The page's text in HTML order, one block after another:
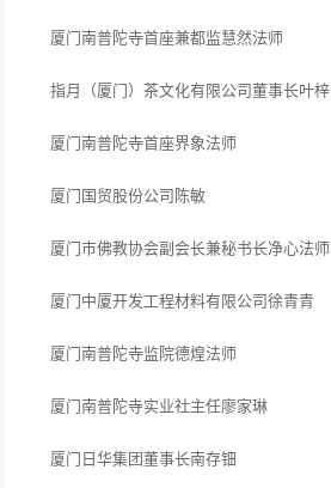
厦门南普陀寺首座兼都监慧然法师
指月（厦门）茶文化有限公司董事长叶梓
厦门南普陀寺首座界象法师
厦门国贸股份公司陈敏
厦门市佛教协会副会长兼秘书长净心法师
厦门中厦开发工程材料有限公司徐青青
厦门南普陀寺监院德煌法师
厦门南普陀寺实业社主任廖家琳
厦门日华集团董事长南存钿